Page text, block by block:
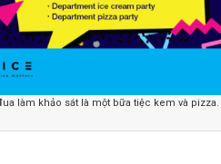
làm khảo sát là một bữa tiệc kem và pizza.